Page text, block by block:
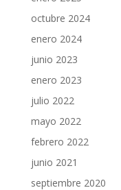
octubre 2024
enero 2024
junio 2023
enero 2023
julio 2022
mayo 2022
febrero 2022
junio 2021
septiembre 2020